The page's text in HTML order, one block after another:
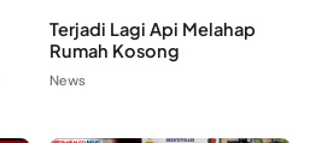
Terjadi Lagi Api Melahap
Rumah Kosong
News